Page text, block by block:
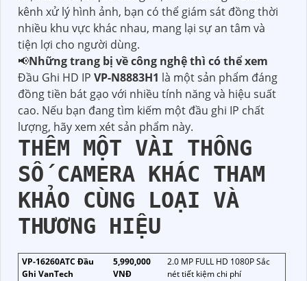
kênh xử lý hình ảnh, bạn có thể giám sát đồng thời
nhiều khu vực khác nhau, mang lại sự an tâm và
tiện lợi cho người dùng.
📢Những trang bị về công nghệ thì có thể xem
Đầu Ghi HD IP VP-N8883H1 là một sản phẩm đáng
đồng tiền bát gạo với nhiều tính năng và hiệu suất
cao. Nếu bạn đang tìm kiếm một đầu ghi IP chất
lượng, hãy xem xét sản phẩm này.
THÊM MỘT VÀI THÔNG
SỐ CAMERA KHÁC THAM
KHẢO CÙNG LOẠI VÀ
THƯƠNG HIỆU
VP-16260ATC Đầu
Ghi VanTech
5,990,000
VNĐ
2.0 MP FULL HD 1080P Sắc
nét tiết kiệm chi phí